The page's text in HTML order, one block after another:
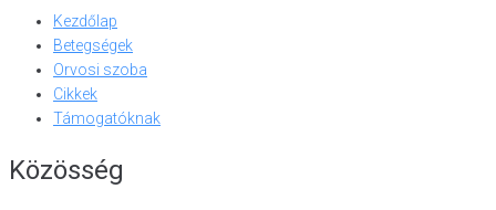
Kezdőlap
Betegségek
Orvosi szoba
Cikkek
Támogatóknak
Közösség